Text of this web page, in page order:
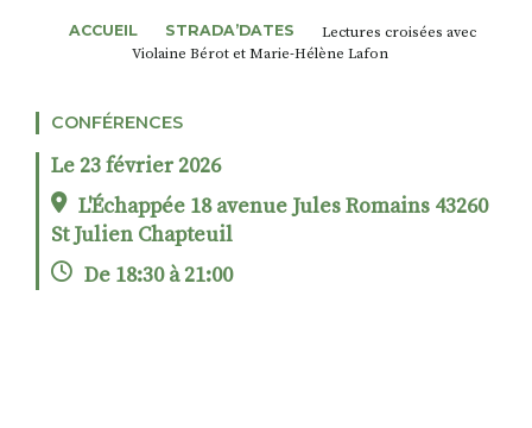
ALTER STRADA
RECHERCHER
ACCUEIL STRADA’DATES
Lectures croisées avec
Violaine Bérot et Marie-Hélène Lafon
CONFÉRENCES
Le 23 février 2026
L'Échappée 18 avenue Jules Romains 43260
St Julien Chapteuil
De 18:30 à 21:00